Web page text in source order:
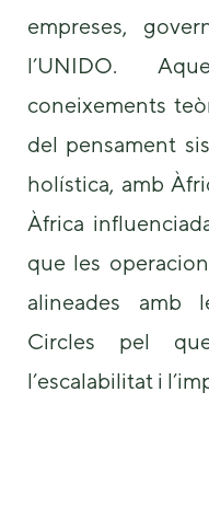
empreses,
l’UNIDO.
coneixements
del pensament
holística, amb
Àfrica
que les
alineades amb
Circles pel
l’escalabilitat i